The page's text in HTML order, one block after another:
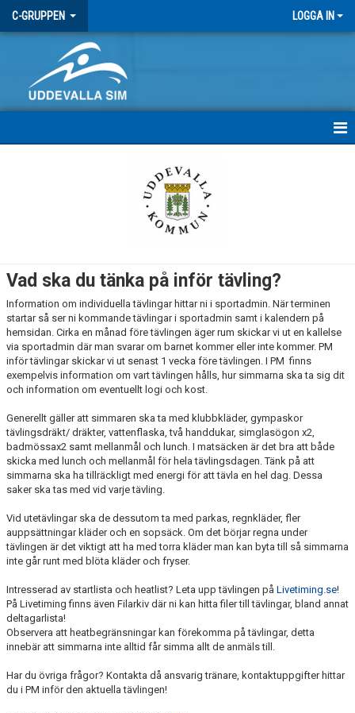
C-GRUPPEN LOGGA IN
Vad ska du tänka på inför tävling?
Information om individuella tävlingar hittar ni i sportadmin. När terminen
startar så ser ni kommande tävlingar i sportadmin samt i kalendern på
hemsidan. Cirka en månad före tävlingen äger rum skickar vi ut en kallelse
via sportadmin där man svarar om barnet kommer eller inte kommer. PM
inför tävlingar skickar vi ut senast 1 vecka före tävlingen. I PM finns
exempelvis information om vart tävlingen hålls, hur simmarna ska ta sig dit
och information om eventuellt logi och kost.
Generellt gäller att simmaren ska ta med klubbkläder, gympaskor
tävlingsdräkt/ dräkter, vattenflaska, två handdukar, simglasögon x2,
badmössax2 samt mellanmål och lunch. I matsäcken är det bra att både
skicka med lunch och mellanmål för hela tävlingsdagen. Tänk på att
simmarna ska ha tillräckligt med energi för att tävla en hel dag. Dessa
saker ska tas med vid varje tävling.
Vid utetävlingar ska de dessutom ta med parkas, regnkläder, fler
auppsättningar kläder och en sopsäck. Om det börjar regna under
tävlingen är det viktigt att ha med torra kläder man kan byta till så simmarna
inte går runt med blöta kläder och fryser.
Intresserad av startlista och heatlist? Leta upp tävlingen på Livetiming.se!
På Livetiming finns även Filarkiv där ni kan hitta filer till tävlingar, bland annat
deltagarlista!
Observera att heatbegränsningar kan förekomma på tävlingar, detta
innebär att simmarna inte alltid får simma allt de anmäls till.
Har du övriga frågor? Kontakta då ansvarig tränare, kontaktuppgifter hittar
du i PM inför den aktuella tävlingen!